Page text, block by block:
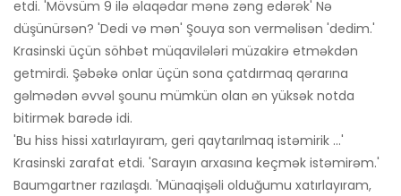
etdi. 'Mövsüm 9 ilə əlaqədar mənə zəng edərək' Nə
düşünürsən? 'Dedi və mən' Şouya son verməlisən 'dedim.'
Krasinski üçün söhbət müqavilələri müzakirə etməkdən
getmirdi. Şəbəkə onlar üçün sona çatdırmaq qərarına
gəlmədən əvvəl şounu mümkün olan ən yüksək notda
bitirmək barədə idi.
'Bu hiss hissi xatırlayıram, geri qaytarılmaq istəmirik ...'
Krasinski zarafat etdi. 'Sarayın arxasına keçmək istəmirəm.'
Baumgartner razılaşdı. 'Münaqişəli olduğumu xatırlayıram,